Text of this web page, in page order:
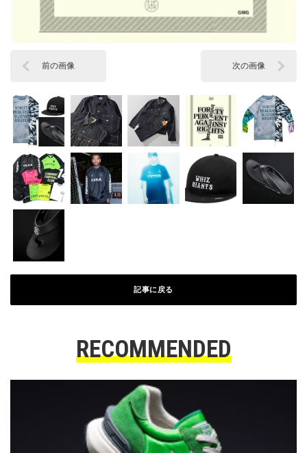
前の画像 次の画像
記事に戻る
RECOMMENDED